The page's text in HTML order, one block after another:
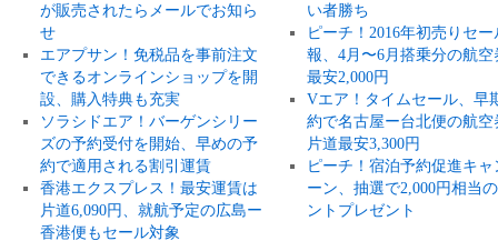
が販売されたらメールでお知ら
せ
エアプサン！免税品を事前注文
できるオンラインショップを開
設、購入特典も充実
ソラシドエア！バーゲンシリー
ズの予約受付を開始、早めの予
約で適用される割引運賃
香港エクスプレス！最安運賃は
片道6,090円、就航予定の広島ー
香港便もセール対象
い者勝ち
ピーチ！2016年初売りセー
報、4月〜6月搭乗分の航空
最安2,000円
Vエア！タイムセール、早
約で名古屋ー台北便の航空
片道最安3,300円
ピーチ！宿泊予約促進キャ
ーン、抽選で2,000円相当
ントプレゼント